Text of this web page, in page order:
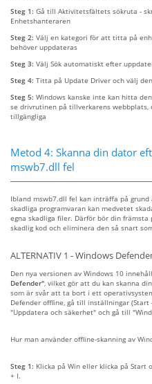
Steg 1: Gå till Aktivitetsfältets sökruta -
Enhetshanteraren
Steg 2: Välj en kategori för att titta på
behöver uppdateras
Steg 3: Välj Sök automatiskt efter
Steg 4: Titta på Update Driver och välj den
Steg 5: Windows kanske inte kan hitta
se drivrutinen på tillverkarens
tillgängliga
Metod 4: Skanna din dator
mswb7.dll fel
Ibland mswb7.dll fel kan inträffa på
skadliga programvaran kan medvetet
egna skadliga filer. Därför bör din
skadlig kod och eliminera den så snart
ALTERNATIV 1 - Windows
Den nya versionen av Windows 10
Defender" , vilket gör att du kan skanna
som är svår att ta bort i ett
Defender offline, gå till inställningar
"Uppdatera och säkerhet" och gå till
Hur man använder offline-skanning av
Steg 1: Klicka på Win eller klicka på Start
+ I.